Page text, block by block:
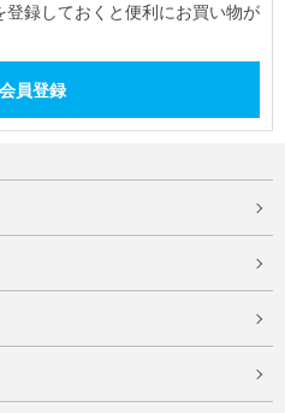
登録しておくと便利にお買い物が